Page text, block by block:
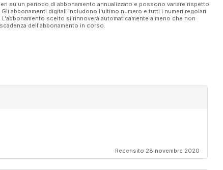
su un periodo di abbonamento annualizzato e possono variare rispetto
abbonamenti digitali includono l'ultimo numero e tutti i numeri regolari
scelto si rinnoverà automaticamente a meno che non
dell'abbonamento in corso.
Recensito 28 novembre 2020